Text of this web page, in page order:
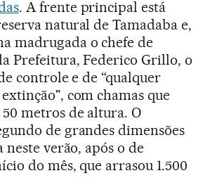
. A frente principal está
natural de Tamadaba e,
madrugada o chefe de
Prefeitura, Federico Grillo, o
controle e de “qualquer
com chamas que
metros de altura. O
de grandes dimensões
neste verão, após o de
do mês, que arrasou 1.500